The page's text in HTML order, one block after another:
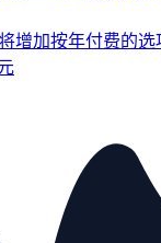
增加按年付费的选